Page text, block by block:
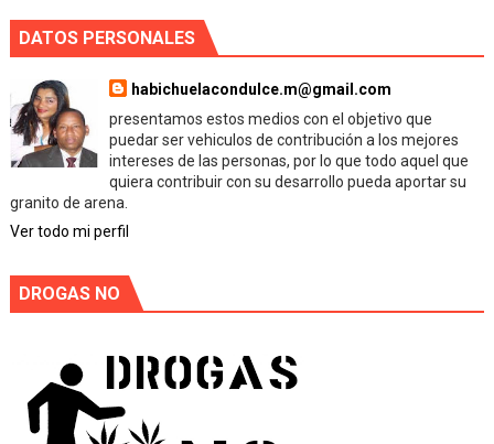
DATOS PERSONALES
habichuelacondulce.m@gmail.com
presentamos estos medios con el objetivo que
puedar ser vehiculos de contribución a los mejores
intereses de las personas, por lo que todo aquel que
quiera contribuir con su desarrollo pueda aportar su
granito de arena.
Ver todo mi perfil
DROGAS NO